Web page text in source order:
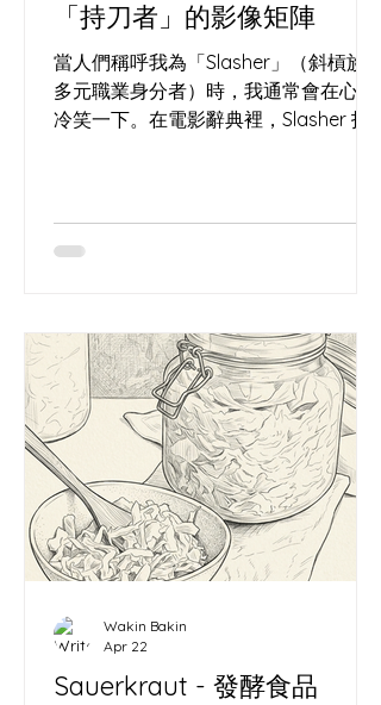
酵成了「聚腳點」。 把荒廢角落轉化為
社區心臟，就像我們在處理高水合
（High Hydration）麵團——
「持刀者」的影像矩陣
當人們稱呼我為「Slasher」（斜槓族 /
多元職業身分者）時，我通常會在心裡
冷笑一下。在電影辭典裡，Slasher 指
圖謀殺的，是這個時代的「遺忘」。 我
匠。這聽起來像精神分裂，但如果你看
懂了我的矩陣，就會發現這是一場極其
優雅的共生。 為什麼要經營
MoodyVisual？對抗單向的崩塌 時間是
一場單向的崩塌。我從 2012 年在
WordPress 留下第一個時間戳記（
https://wallacecwko.wordpress.com/
）開始，就清楚知道一件事：在這個資
訊碎片化的時代，沒有被記錄下來的東
消亡的藝術。麵粉變成了麵包，經歷了
完美的膨脹、焦糖化，然後在幾個小時
內被咀嚼、吞嚥，化為虛無。如果我只
Sauerkraut - 發酵食品
Wakin Bakin
Apr 22